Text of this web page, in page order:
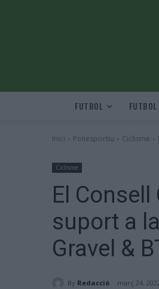
FUTBOL
Inici Poliesportiu Ciclisme
Ciclisme
El
suport a
Gravel &
By Redacció març 24,